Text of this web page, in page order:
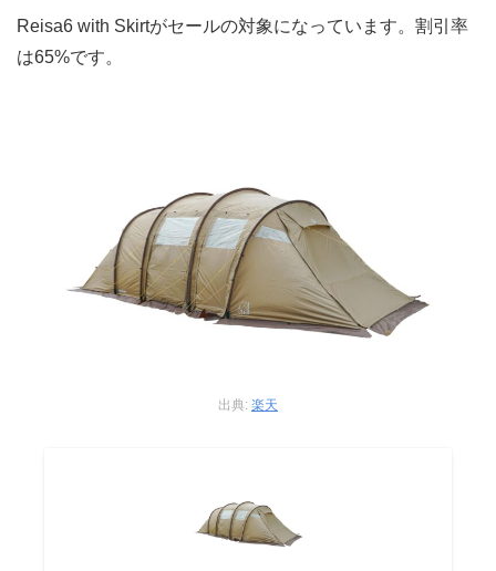
Reisa6 with Skirtがセールの対象になっています。割引率
は65%です。
出典: 楽天